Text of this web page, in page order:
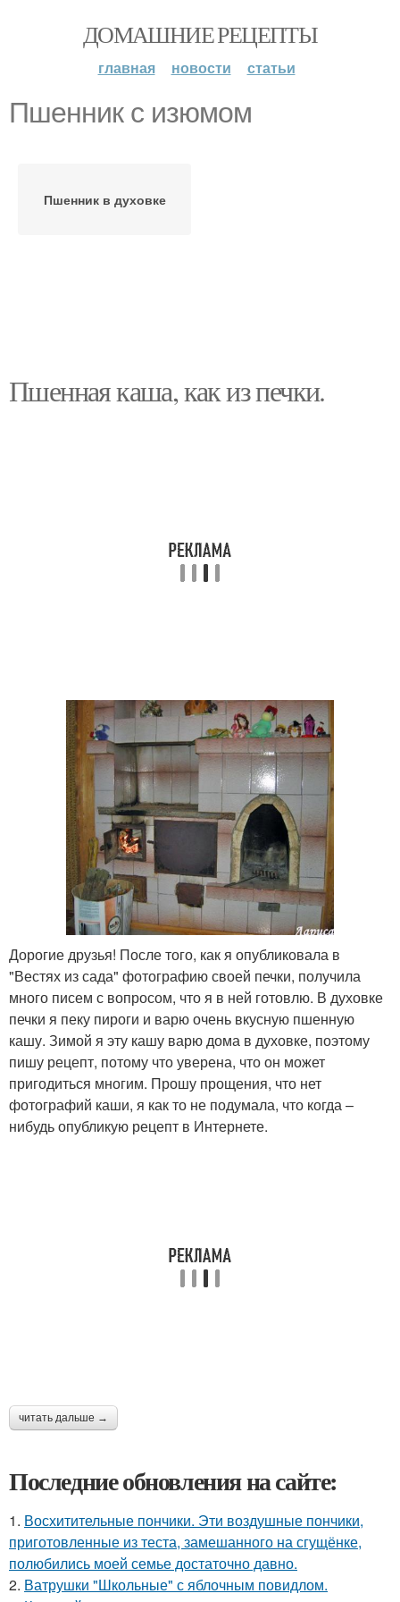
ДОМАШНИЕ РЕЦЕПТЫ
главная новости статьи
Пшенник с изюмом
Пшенник в духовке
Пшенная каша, как из печки.
Дорогие друзья! После того, как я опубликовала в
"Вестях из сада" фотографию своей печки, получила
много писем с вопросом, что я в ней готовлю. В духовке
печки я пеку пироги и варю очень вкусную пшенную
кашу. Зимой я эту кашу варю дома в духовке, поэтому
пишу рецепт, потому что уверена, что он может
пригодиться многим. Прошу прощения, что нет
фотографий каши, я как то не подумала, что когда –
нибудь опубликую рецепт в Интернете.
читать дальше →
Последние обновления на сайте:
1. Восхитительные пончики. Эти воздушные пончики,
приготовленные из теста, замешанного на сгущёнке,
полюбились моей семье достаточно давно.
2. Ватрушки "Школьные" с яблочным повидлом.